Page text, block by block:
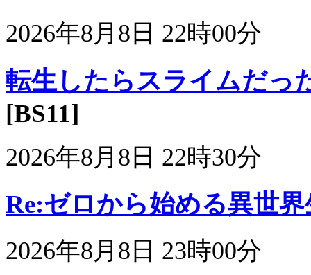
2026年8月8日 22時00分
転生したらスライムだっ
[BS11]
2026年8月8日 22時30分
Re:ゼロから始める異世界
2026年8月8日 23時00分